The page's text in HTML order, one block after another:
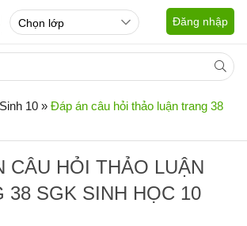
Đăng nhập
10 » Đáp án câu hỏi thảo luận trang 38
CÂU HỎI THẢO LUẬN
38 SGK SINH HỌC 10